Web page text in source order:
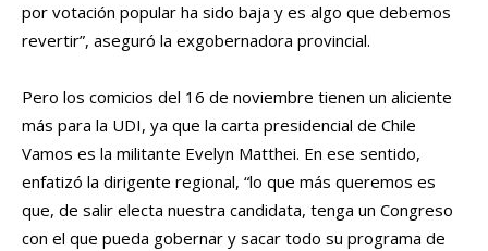
por votación popular ha sido baja y es algo que debemos
revertir”, aseguró la exgobernadora provincial.
Pero los comicios del 16 de noviembre tienen un aliciente
más para la UDI, ya que la carta presidencial de Chile
Vamos es la militante Evelyn Matthei. En ese sentido,
enfatizó la dirigente regional, “lo que más queremos es
que, de salir electa nuestra candidata, tenga un Congreso
con el que pueda gobernar y sacar todo su programa de